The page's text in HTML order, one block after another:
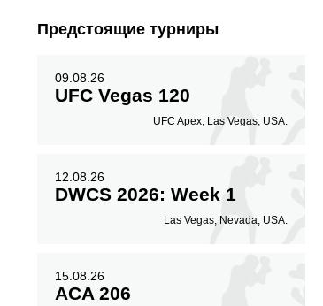
Предстоящие турниры
09.08.26
UFC Vegas 120
UFC Apex, Las Vegas, USA.
12.08.26
DWCS 2026: Week 1
Las Vegas, Nevada, USA.
15.08.26
ACA 206